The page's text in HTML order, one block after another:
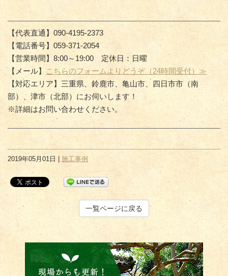
【代表直通】090-4195-2373
【電話番号】059-371-2054
【営業時間】8:00～19:00 定休日：日曜
【メール】
こちらのフォームよりどうぞ（24時間受付）≫
【対応エリア】三重県、鈴鹿市、亀山市、四日市市（南
部）、津市（北部）にお伺いします！
※詳細はお問い合わせください。
2019年05月01日 | 施工事例
一覧ページに戻る